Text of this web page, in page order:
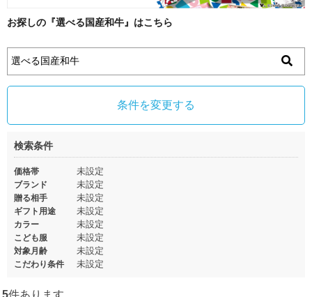
お探しの『選べる国産和牛』はこちら
条件を変更する
検索条件
価格帯 未設定
ブランド 未設定
贈る相手 未設定
ギフト用途 未設定
カラー 未設定
こども服 未設定
対象月齢 未設定
こだわり条件 未設定
5件あります